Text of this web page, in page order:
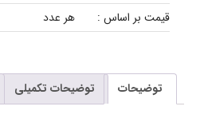
قیمت بر اساس :
هر عدد
توضیحات توضیحات تکمیلی